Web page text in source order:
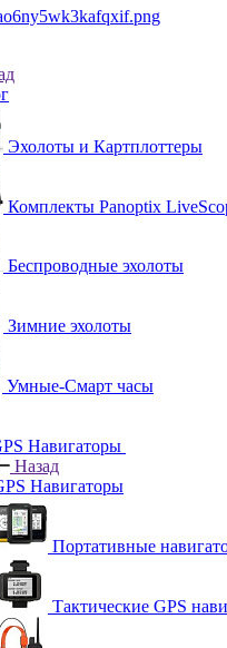
Эхолоты и Картплоттеры
Комплекты Panoptix
Беспроводные эхолоты
Зимние эхолоты
Умные-Смарт часы
Навигаторы
Назад
Навигаторы
Портативные
Тактические GPS